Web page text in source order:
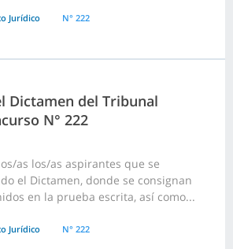
Jurídico N° 222
Dictamen del Tribunal
N° 222
as los/as aspirantes que se
el Dictamen, donde se consignan
en la prueba escrita, así como...
Jurídico N° 222